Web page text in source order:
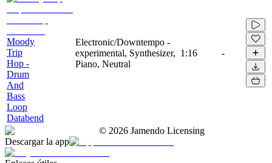
Moody
Trip
Hop -
Drum
And
Bass
Loop
Databend
Electronic/Downtempo -
experimental, Synthesizer,
Piano, Neutral
1:16 -
© 2026 Jamendo Licensing
Descargar la app